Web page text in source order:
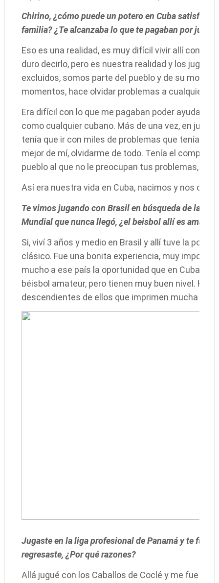
Chirino, ¿cómo puede un potero en Cuba
familia? ¿Te alcanzaba lo que te pagaban por jugar
Eso es una realidad, es muy difícil vivir allí con un
duro decirlo, pero es nuestra realidad y los
excluidos, somos parte del pueblo y de su
momentos, hace olvidar problemas a cualquier
Era difícil con lo que me pagaban poder ayudar a
como cualquier cubano. Más de una vez, en
tenía que ir con miles de problemas que tenía en
mejor de mí, olvidarme de todo. Tenía el
pueblo al que no le preocupan tus problemas, ni
Así era nuestra vida en Cuba, nacimos y nos
Te vimos jugando con Brasil en búsqueda de la
Mundial que nunca llegó, ¿el beisbol allí es
Si, viví 3 años y medio en Brasil y allí tuve la
clásico. Fue una bonita experiencia, muy
mucho a ese país la oportunidad que en Cuba
béisbol amateur, pero tienen muy buen nivel. Hay
descendientes de ellos que imprimen mucha
Jugaste en la liga profesional de Panamá y te fue
regresaste, ¿Por qué razones?
Allá jugué con los Caballos de Coclé y me fue